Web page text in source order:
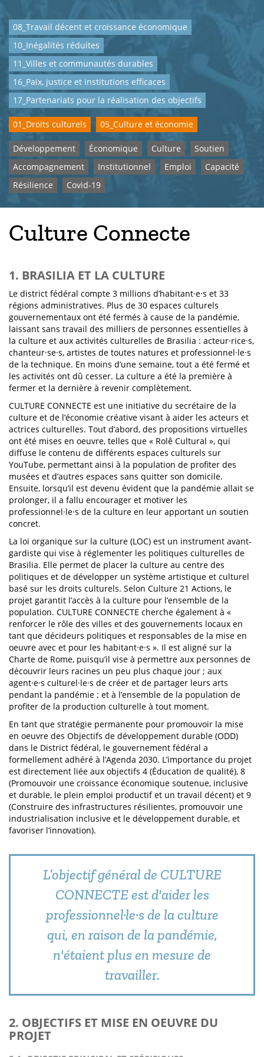
08_Travail décent et croissance économique
10_Inégalités réduites
11_Villes et communautés durables
16_Paix, justice et institutions efficaces
17_Partenariats pour la réalisation des objectifs
01_Droits culturels 05_Culture et économie
Développement Économique Culture
Soutien
Accompagnement
Institutionnel Emploi
Capacité
Résilience
Covid-19
Culture Connecte
1. BRASILIA ET LA CULTURE
Le district fédéral compte 3 millions d’habitant·e·s et 33
régions administratives. Plus de 30 espaces culturels
gouvernementaux ont été fermés à cause de la pandémie,
laissant sans travail des milliers de personnes essentielles à
la culture et aux activités culturelles de Brasilia : acteur·rice·s,
chanteur·se·s, artistes de toutes natures et professionnel·le·s
de la technique. En moins d’une semaine, tout a été fermé et
les activités ont dû cesser. La culture a été la première à
fermer et la dernière à revenir complètement.
CULTURE CONNECTE est une initiative du secrétaire de la
culture et de l’économie créative visant à aider les acteurs et
actrices culturelles. Tout d’abord, des propositions virtuelles
ont été mises en oeuvre, telles que « Rolê Cultural », qui
diffuse le contenu de différents espaces culturels sur
YouTube, permettant ainsi à la population de profiter des
musées et d’autres espaces sans quitter son domicile.
Ensuite, lorsqu’il est devenu évident que la pandémie allait se
prolonger, il a fallu encourager et motiver les
professionnel·le·s de la culture en leur apportant un soutien
concret.
La loi organique sur la culture (LOC) est un instrument avant-
gardiste qui vise à réglementer les politiques culturelles de
Brasilia. Elle permet de placer la culture au centre des
politiques et de développer un système artistique et culturel
basé sur les droits culturels. Selon Culture 21 Actions, le
projet garantit l’accès à la culture pour l’ensemble de la
population. CULTURE CONNECTE cherche également à «
renforcer le rôle des villes et des gouvernements locaux en
tant que décideurs politiques et responsables de la mise en
oeuvre avec et pour les habitant·e·s ». Il est aligné sur la
Charte de Rome, puisqu’il vise à permettre aux personnes de
découvrir leurs racines un peu plus chaque jour ; aux
agent·e·s culturel·le·s de créer et de partager leurs arts
pendant la pandémie ; et à l’ensemble de la population de
profiter de la production culturelle à tout moment.
En tant que stratégie permanente pour promouvoir la mise
en oeuvre des Objectifs de développement durable (ODD)
dans le District fédéral, le gouvernement fédéral a
formellement adhéré à l’Agenda 2030. L’importance du projet
est directement liée aux objectifs 4 (Éducation de qualité), 8
(Promouvoir une croissance économique soutenue, inclusive
et durable, le plein emploi productif et un travail décent) et 9
(Construire des infrastructures résilientes, promouvoir une
industrialisation inclusive et le développement durable, et
favoriser l’innovation).
L’objectif général de CULTURE
CONNECTE est d'aider les
professionnel·le·s de la culture
qui, en raison de la pandémie,
n'étaient plus en mesure de
travailler.
2. OBJECTIFS ET MISE EN OEUVRE DU
PROJET